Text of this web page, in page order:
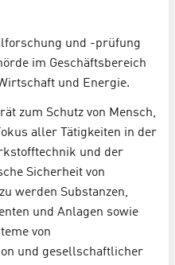
und -prüfung
im Geschäftsbereich
und Energie.
zum Schutz von Mensch,
aller Tätigkeiten in der
und der
Sicherheit von
werden Substanzen,
und Anlagen sowie
von
und gesellschaftlicher